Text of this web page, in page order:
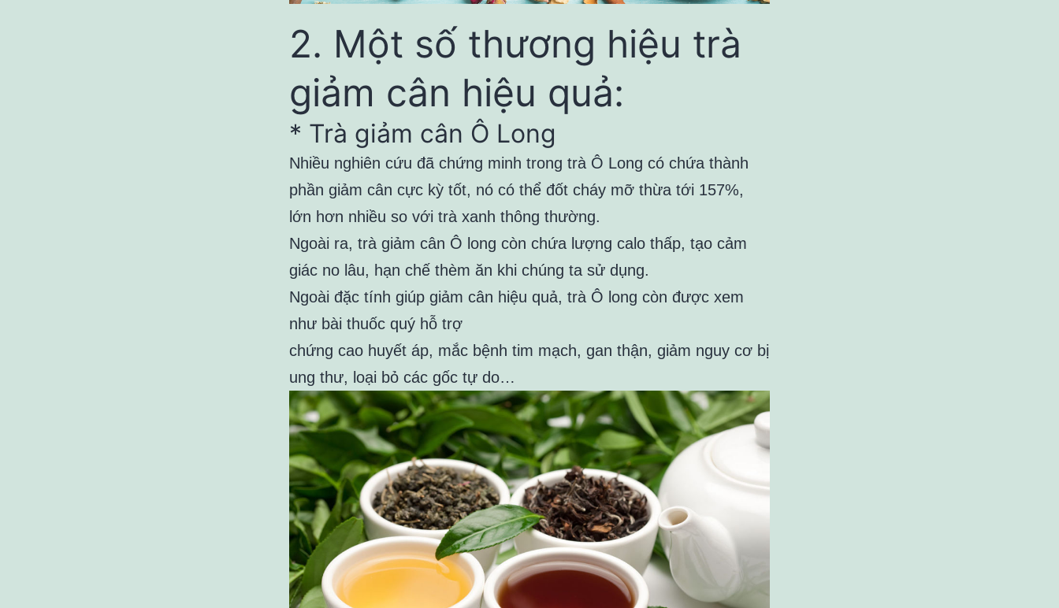
2. Một số thương hiệu trà
giảm cân hiệu quả:
* Trà giảm cân Ô Long
Nhiều nghiên cứu đã chứng minh trong trà Ô Long có chứa thành
phần giảm cân cực kỳ tốt, nó có thể đốt cháy mỡ thừa tới 157%,
lớn hơn nhiều so với trà xanh thông thường.
Ngoài ra, trà giảm cân Ô long còn chứa lượng calo thấp, tạo cảm
giác no lâu, hạn chế thèm ăn khi chúng ta sử dụng.
Ngoài đặc tính giúp giảm cân hiệu quả, trà Ô long còn được xem
như bài thuốc quý hỗ trợ
chứng cao huyết áp, mắc bệnh tim mạch, gan thận, giảm nguy cơ bị
ung thư, loại bỏ các gốc tự do…